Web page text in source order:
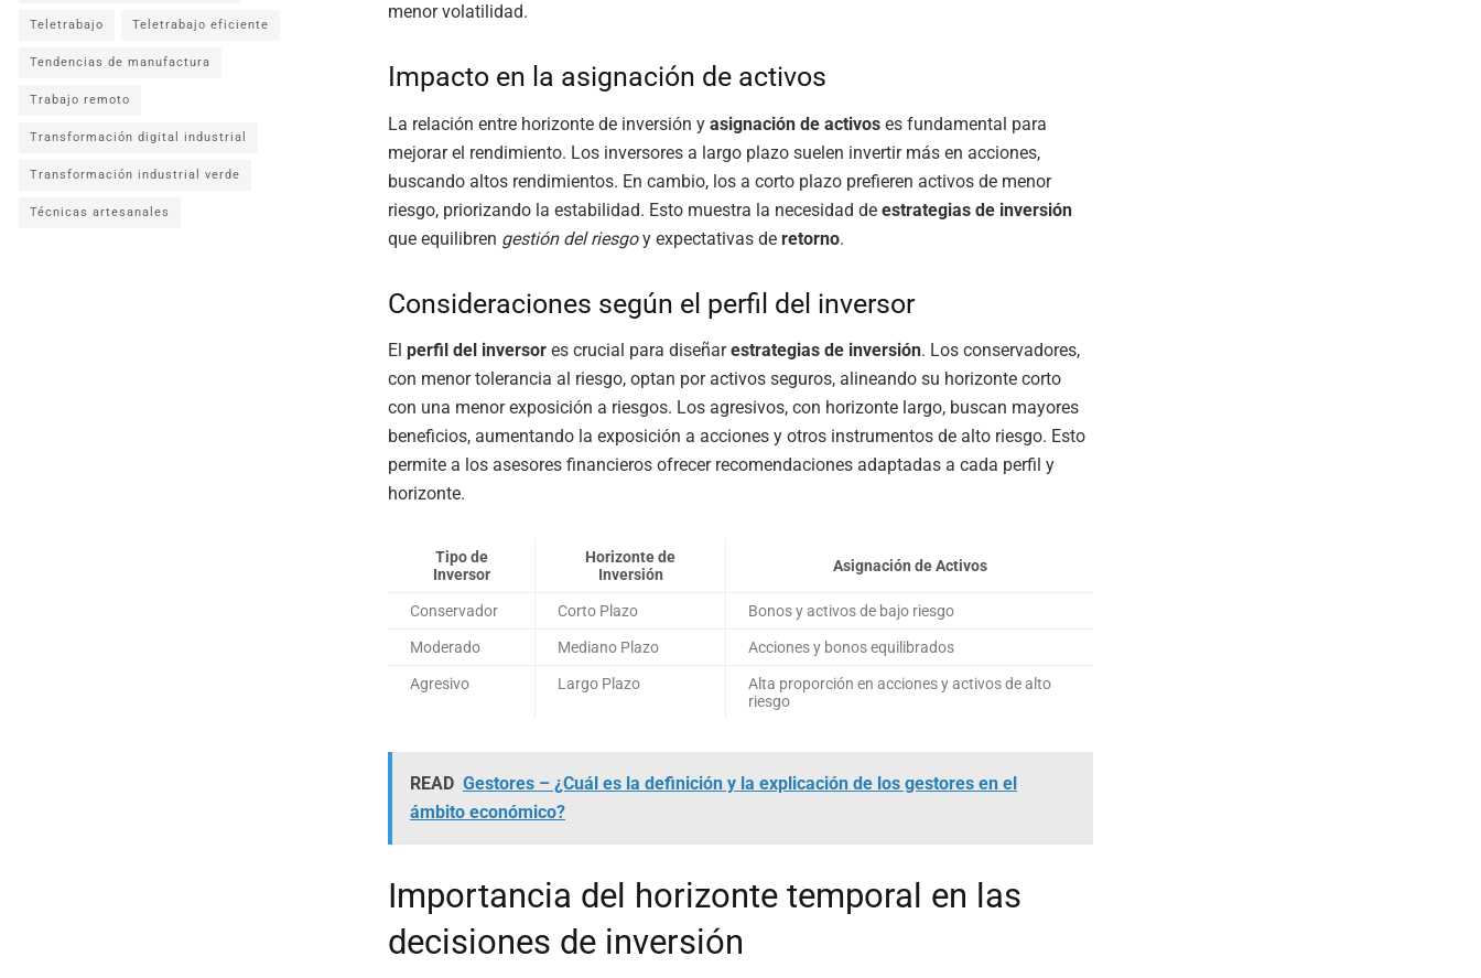
menor volatilidad.
Impacto en la asignación de activos
La relación entre horizonte de inversión y asignación de activos es fundamental para
mejorar el rendimiento. Los inversores a largo plazo suelen invertir más en acciones,
buscando altos rendimientos. En cambio, los a corto plazo prefieren activos de menor
riesgo, priorizando la estabilidad. Esto muestra la necesidad de estrategias de inversión
que equilibren gestión del riesgoy expectativas de retorno.
Consideraciones según el perfil del inversor
El perfil del inversor es crucial para diseñarestrategias de inversión. Los conservadores,
con menor tolerancia al riesgo, optan por activos seguros, alineando su horizonte corto
con una menor exposición a riesgos. Los agresivos, con horizonte largo, buscan mayores
beneficios, aumentando la exposición a acciones y otros instrumentos de alto riesgo. Esto
permite a los asesores financieros ofrecer recomendaciones adaptadas a cada perfil y
horizonte.
Tipo de
Inversor
Horizonte de
Inversión
Asignación de Activos
Conservador Corto Plazo Bonos y activos de bajo riesgo
Moderado Mediano Plazo Acciones y bonos equilibrados
Agresivo Largo Plazo
Alta proporción en acciones y activos de alto
riesgo
READ Gestores – ¿Cuál es la definición y la explicación de los gestores en el
ámbito económico?
Importancia del horizonte temporal en las
decisiones de inversión
Teletrabajo Teletrabajo eficiente
Tendencias de manufactura
Trabajo remoto
Transformación digital industrial
Transformación industrial verde
Técnicas artesanales